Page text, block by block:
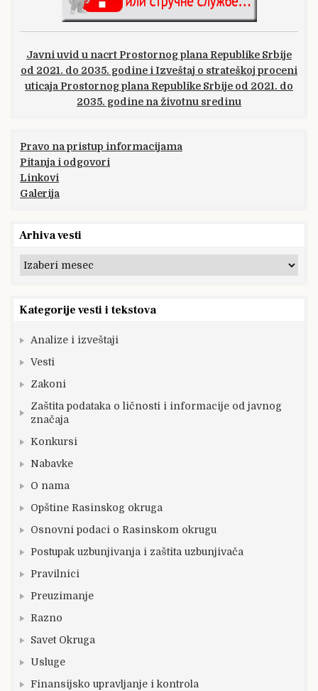
Javni uvid u nacrt Prostornog plana Republike Srbije
od 2021. do 2035. godine i Izveštaj o strateškoj proceni
uticaja Prostornog plana Republike Srbije od 2021. do
2035. godine na životnu sredinu
Pravo na pristup informacijama
Pitanja i odgovori
Linkovi
Galerija
Arhiva vesti
Arhiva
vesti
Kategorije vesti i tekstova
Analize i izveštaji
Vesti
Zakoni
Zaštita podataka o ličnosti i informacije od javnog
značaja
Konkursi
Nabavke
O nama
Opštine Rasinskog okruga
Osnovni podaci o Rasinskom okrugu
Postupak uzbunjivanja i zaštita uzbunjivača
Pravilnici
Preuzimanje
Razno
Savet Okruga
Usluge
Finansijsko upravljanje i kontrola